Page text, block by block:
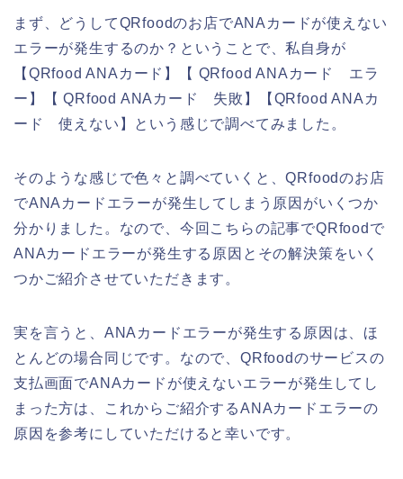
まず、どうしてQRfoodのお店でANAカードが使えない
エラーが発生するのか？ということで、私自身が
【QRfood ANAカード】【 QRfood ANAカード エラ
ー】【 QRfood ANAカード 失敗】【QRfood ANAカ
ード 使えない】という感じで調べてみました。
そのような感じで色々と調べていくと、QRfoodのお店
でANAカードエラーが発生してしまう原因がいくつか
分かりました。なので、今回こちらの記事でQRfoodで
ANAカードエラーが発生する原因とその解決策をいく
つかご紹介させていただきます。
実を言うと、ANAカードエラーが発生する原因は、ほ
とんどの場合同じです。なので、QRfoodのサービスの
支払画面でANAカードが使えないエラーが発生してし
まった方は、これからご紹介するANAカードエラーの
原因を参考にしていただけると幸いです。